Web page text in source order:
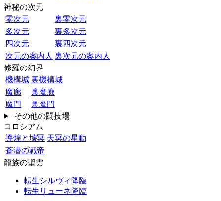
神秘の次元
零次元
裏零次元
多次元
裏多次元
四次元
裏四次元
次元の案内人 裏次元の案内人
修羅の幻界
機構城 裏機構城
魔廊
裏魔廊
魔門
裏魔門
その他の闘技場
コロシアム
導煌と壊冥 天冥の星動
蒼潜の戦帝
龍族の聖雲
転生シルヴィ降臨
転生リューネ降臨